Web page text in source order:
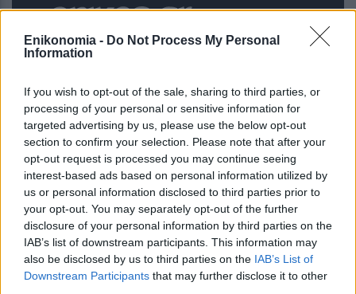
Enikonomia - Do Not Process My Personal
Information
If you wish to opt-out of the sale, sharing to third parties, or
processing of your personal or sensitive information for
targeted advertising by us, please use the below opt-out
section to confirm your selection. Please note that after your
opt-out request is processed you may continue seeing
interest-based ads based on personal information utilized by
us or personal information disclosed to third parties prior to
your opt-out. You may separately opt-out of the further
disclosure of your personal information by third parties on the
IAB’s list of downstream participants. This information may
also be disclosed by us to third parties on the IAB’s List of
Downstream Participants that may further disclose it to other
Άριελ Κωνσταντινίδη: “Φέτος ήταν η
πρώτη χρονιά που μου έλειψε τόσο
έντονα η Αλίκη”